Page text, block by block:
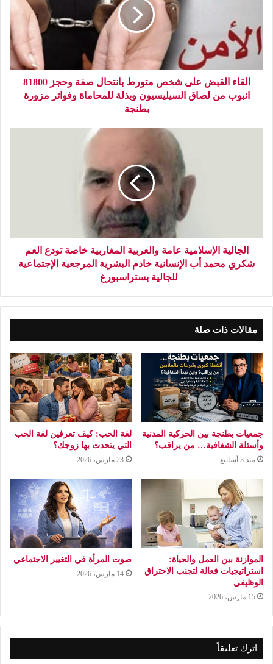
القاء القبض على شخص متورط بانتحال صفة وحجز 81800
انبوب من لصاق السيليسيون وبذلة للمحاماة وفواتر مزورة
بطنجة
الجالية الإسلامية عامة والعربية المغاربية خاصة تودع العم
شكري محمد أب الإنسانية خادم البشرية المرجعية الإجتماعية
للجالية بستراسبورغ
مقالات ذات صلة
جمعيات بطنجة بين الحركية المدنية
وأسئلة الشفافية… من يراقب؟
منذ 3 أسابيع
لغة الحب: كيف تعرفين لغة الحب
التي يتحدث بها زوجك؟
23 مارس، 2026
الموازنة بين العمل والحياة:
استراتيجيات فعالة لتجنب الاحتراق
الوظيفي
15 مارس، 2026
صوت المرأة في التغيير الاجتماعي
14 مارس، 2026
اترك تعليقاً